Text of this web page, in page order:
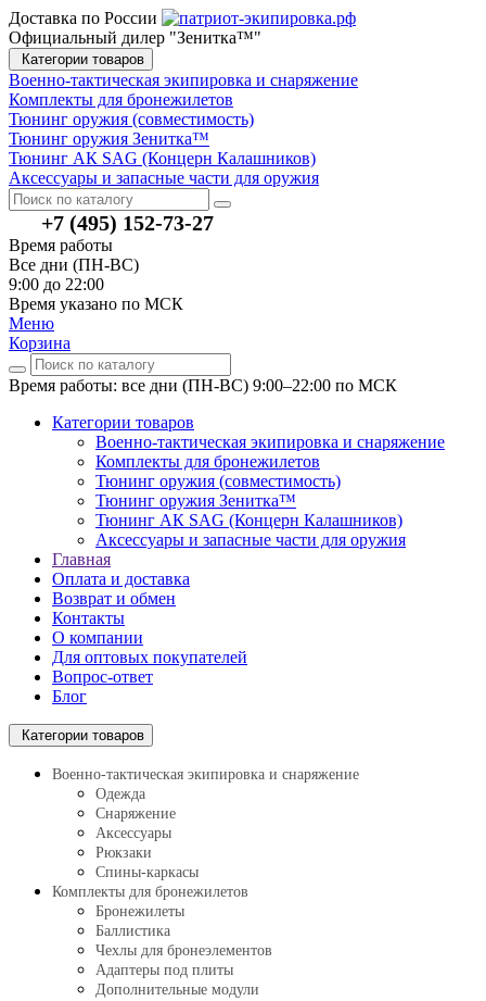
Доставка по России
Официальный дилер "Зенитка™"
Категории товаров
Военно-тактическая экипировка и снаряжение
Комплекты для бронежилетов
Тюнинг оружия (совместимость)
Тюнинг оружия Зенитка™
Тюнинг АК SAG (Концерн Калашников)
Аксессуары и запасные части для оружия
+7 (495) 152-73-27
Время работы
Все дни (ПН-ВС)
9:00 до 22:00
Время указано по МСК
Меню
Корзина
Время работы: все дни (ПН-ВС) 9:00–22:00 по МСК
Категории товаров
Военно-тактическая экипировка и снаряжение
Комплекты для бронежилетов
Тюнинг оружия (совместимость)
Тюнинг оружия Зенитка™
Тюнинг АК SAG (Концерн Калашников)
Аксессуары и запасные части для оружия
Главная
Оплата и доставка
Возврат и обмен
Контакты
О компании
Для оптовых покупателей
Вопрос-ответ
Блог
Категории товаров
Военно-тактическая экипировка и снаряжение
Одежда
Снаряжение
Аксессуары
Рюкзаки
Спины-каркасы
Комплекты для бронежилетов
Бронежилеты
Баллистика
Чехлы для бронеэлементов
Адаптеры под плиты
Дополнительные модули